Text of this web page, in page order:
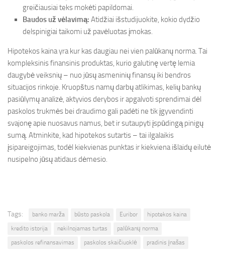
greičiausiai teks mokėti papildomai.
Baudos už vėlavimą: Atidžiai išstudijuokite, kokio dydžio
delspinigiai taikomi už pavėluotas įmokas.
Hipotekos kaina yra kur kas daugiau nei vien palūkanų norma. Tai
kompleksinis finansinis produktas, kurio galutinę vertę lemia
daugybė veiksnių – nuo jūsų asmeninių finansų iki bendros
situacijos rinkoje. Kruopštus namų darbų atlikimas, kelių bankų
pasiūlymų analizė, aktyvios derybos ir apgalvoti sprendimai dėl
paskolos trukmės bei draudimo gali padėti ne tik įgyvendinti
svajonę apie nuosavus namus, bet ir sutaupyti įspūdingą pinigų
sumą. Atminkite, kad hipotekos sutartis – tai ilgalaikis
įsipareigojimas, todėl kiekvienas punktas ir kiekviena išlaidų eilutė
nusipelno jūsų atidaus dėmesio.
Tags: banko marža būsto paskola Euribor
hipotekos kaina
kredito istorija
nekilnojamas turtas
palūkanų norma
paskolos refinansavimas
paskolos skaičiuoklė pradinis įnašas